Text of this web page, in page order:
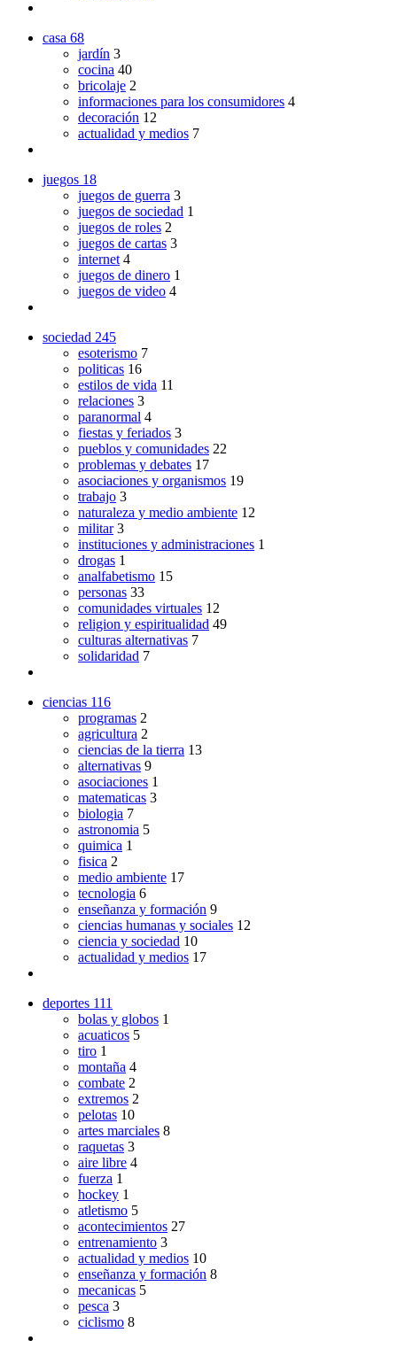
casa 68
jardín 3
cocina 40
bricolaje 2
informaciones para los consumidores 4
decoración 12
actualidad y medios 7
juegos 18
juegos de guerra 3
juegos de sociedad 1
juegos de roles 2
juegos de cartas 3
internet 4
juegos de dinero 1
juegos de video 4
sociedad 245
esoterismo 7
politicas 16
estilos de vida 11
relaciones 3
paranormal 4
fiestas y feriados 3
pueblos y comunidades 22
problemas y debates 17
asociaciones y organismos 19
trabajo 3
naturaleza y medio ambiente 12
militar 3
instituciones y administraciones 1
drogas 1
analfabetismo 15
personas 33
comunidades virtuales 12
religion y espiritualidad 49
culturas alternativas 7
solidaridad 7
ciencias 116
programas 2
agricultura 2
ciencias de la tierra 13
alternativas 9
asociaciones 1
matematicas 3
biologia 7
astronomia 5
quimica 1
fisica 2
medio ambiente 17
tecnologia 6
enseñanza y formación 9
ciencias humanas y sociales 12
ciencia y sociedad 10
actualidad y medios 17
deportes 111
bolas y globos 1
acuaticos 5
tiro 1
montaña 4
combate 2
extremos 2
pelotas 10
artes marciales 8
raquetas 3
aire libre 4
fuerza 1
hockey 1
atletismo 5
acontecimientos 27
entrenamiento 3
actualidad y medios 10
enseñanza y formación 8
mecanicas 5
pesca 3
ciclismo 8